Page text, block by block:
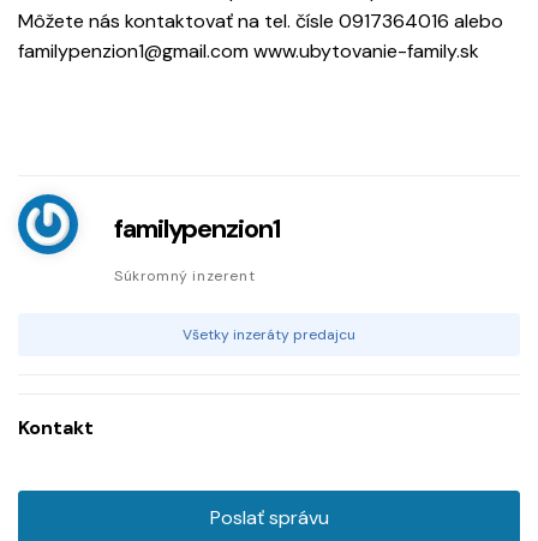
Môžete nás kontaktovať na tel. čísle 0917364016 alebo
familypenzion1@gmail.com www.ubytovanie-family.sk
familypenzion1
Súkromný inzerent
Všetky inzeráty predajcu
Kontakt
Poslať správu